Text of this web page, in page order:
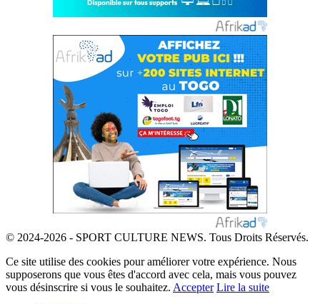
© 2024-2026 - SPORT CULTURE NEWS. Tous Droits Réservés.
Ce site utilise des cookies pour améliorer votre expérience. Nous
supposerons que vous êtes d'accord avec cela, mais vous pouvez
vous désinscrire si vous le souhaitez. Accepter Lire la suite